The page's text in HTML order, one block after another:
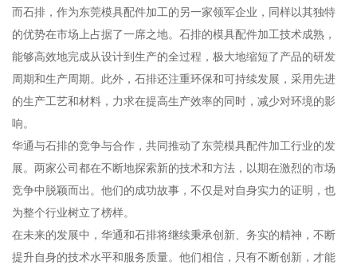
而石排，作为东莞模具配件加工的另一家领军企业，同样以其独特
的优势在市场上占据了一席之地。石排的模具配件加工技术成熟，
能够高效地完成从设计到生产的全过程，极大地缩短了产品的研发
周期和生产周期。此外，石排还注重环保和可持续发展，采用先进
的生产工艺和材料，力求在提高生产效率的同时，减少对环境的影
响。
华通与石排的竞争与合作，共同推动了东莞模具配件加工行业的发
展。两家公司都在不断地探索新的技术和方法，以期在激烈的市场
竞争中脱颖而出。他们的成功故事，不仅是对自身实力的证明，也
为整个行业树立了榜样。
在未来的发展中，华通和石排将继续秉承创新、务实的精神，不断
提升自身的技术水平和服务质量。他们相信，只有不断创新，才能